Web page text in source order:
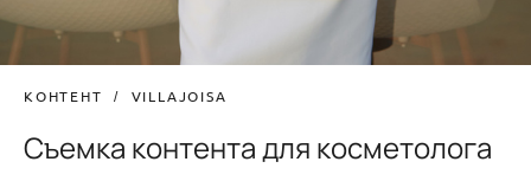
КОНТЕНТ VILLAJOISA
Съемка контента для косметолога